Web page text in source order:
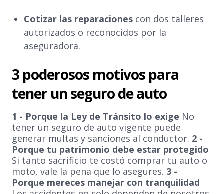
Cotizar las reparaciones con dos talleres
autorizados o reconocidos por la
aseguradora.
3 poderosos motivos para
tener un seguro de auto
1 - Porque la Ley de Tránsito lo exige No
tener un seguro de auto vigente puede
generar multas y sanciones al conductor. 2 -
Porque tu patrimonio debe estar protegido
Si tanto sacrificio te costó comprar tu auto o
moto, vale la pena que lo asegures. 3 -
Porque mereces manejar con tranquilidad